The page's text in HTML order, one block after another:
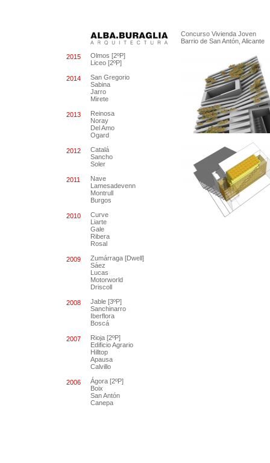
2015
Olmos [2ºP]
Liceo [2ºP]
2014
San Gregorio
Sabina
Jarro
Mirete
2013
Reinosa
Noray
Del Amo
Ogard
2012
Catalá
Sancho
Soler
2011
Nave
Lamesadevenn
Montrull
Burgos
2010
Curve
Liarte
Gale
Ribera
Rosal
2009
Zumárraga [Dwell]
Sáez
Lucas
Motorworld
Driscoll
2008
Jable [3ºP]
Sanchinarro
Iberflora
Boscá
2007
Rioja [2ºP]
Edificio Agrario
Hilltop
Apausa
Calvillo
2006
Ágora [2ºP]
Boix
San Antón
Canepa
Concurso Vivienda Joven
Barrio de San Antón, Alicante